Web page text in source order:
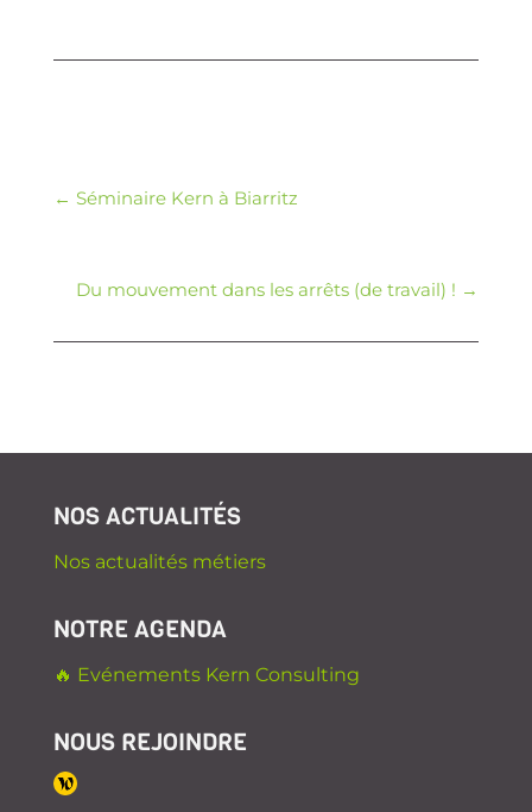
← Séminaire Kern à Biarritz
Du mouvement dans les arrêts (de travail) ! →
NOS ACTUALITÉS
Nos actualités métiers
NOTRE AGENDA
🔥 Evénements Kern Consulting
NOUS REJOINDRE